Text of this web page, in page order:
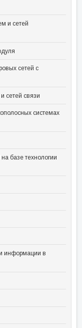
и сетей
сетей с
сетей связи
системах
базе технологии
информации в